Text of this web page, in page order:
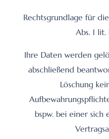
Rechtsgrundlage für
Abs. 1 lit.
Ihre Daten werden
abschließend
Löschung
bspw. bei einer sich